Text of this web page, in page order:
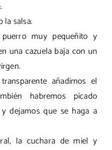
la salsa.
muy pequeñito y
una cazuela baja con un
añadimos el
habremos picado
dejamos que se haga a
la cuchara de miel y